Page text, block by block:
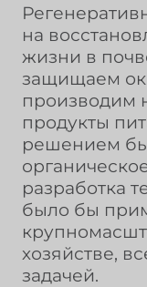
на
жизни в
защищаем
производим
продукты
решением
разработка
было бы
хозяйстве,
задачей.